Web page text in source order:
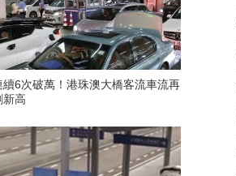
續6次破萬！港珠澳大橋客流車流再
新高